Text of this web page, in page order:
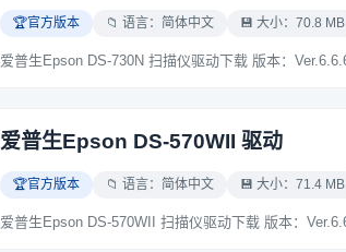
🏆官方版本 📁 语言：简体中文 💾 大小：70.8 MB
爱普生Epson DS-570WII 驱动
🏆官方版本 📁 语言：简体中文 💾 大小：71.4 MB